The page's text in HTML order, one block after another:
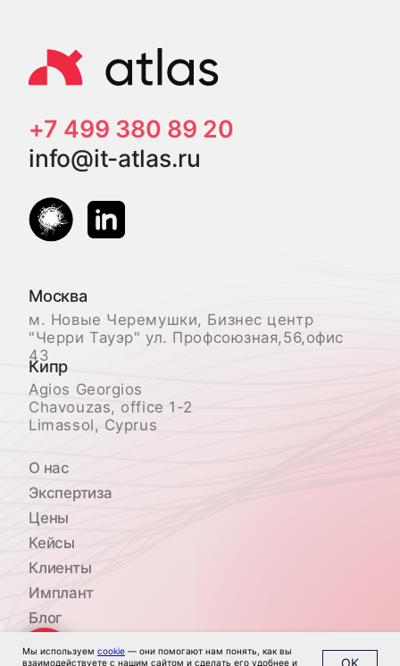
Мы используем cookie — они помогают нам понять, как вы
взаимодействуете с нашим сайтом и сделать его удобнее и
OK